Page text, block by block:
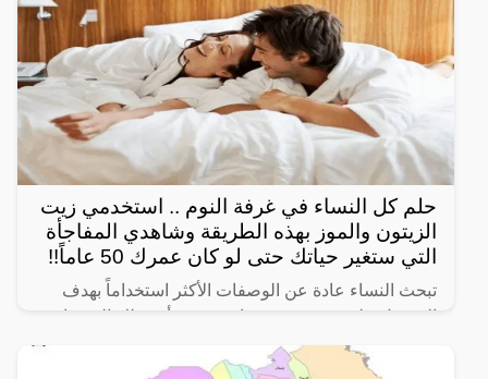
حلم كل النساء في غرفة النوم .. استخدمي زيت
الزيتون والموز بهذه الطريقة وشاهدي المفاجأة
التي ستغير حياتك حتى لو كان عمرك 50 عاماً!!
تبحث النساء عادة عن الوصفات الأكثر استخداماً بهدف
الحصول على شعر صحي وناعم، ومن أبرز تلك الوصفات
الخاصة بالبشرة والجسم للحصول على أفضل نتيجة خلال
فترة قصيرة،